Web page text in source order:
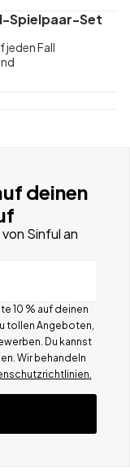
Spielpaar-Set
jeden Fall
deinen
Sinful an
10 % auf deinen
tollen Angeboten,
Du kannst
Wir behandeln